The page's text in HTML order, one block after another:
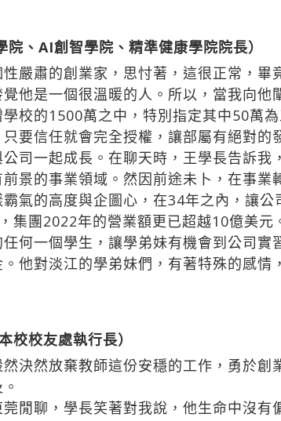
、AI創智學院、精準健康學院院長）
嚴肅的創業家，思忖著，這很正常，畢
他是一個很溫暖的人。所以，當我向
校的1500萬之中，特別指定其中50萬為
要信任就會完全授權，讓部屬有絕對的
司一起成長。在聊天時，王學長告訴
景的事業領域。然因前途未卜，在事
氣的高度與企圖心，在34年之內，讓
集團2022年的營業額更已超越10億美元
何一個學生，讓學弟妹有機會到公司實
他對淡江的學弟妹們，有著特殊的感情
校校友處執行長）
決然放棄教師這份安穩的工作，勇於創
閒聊，學長笑著對我說，他生命中沒有